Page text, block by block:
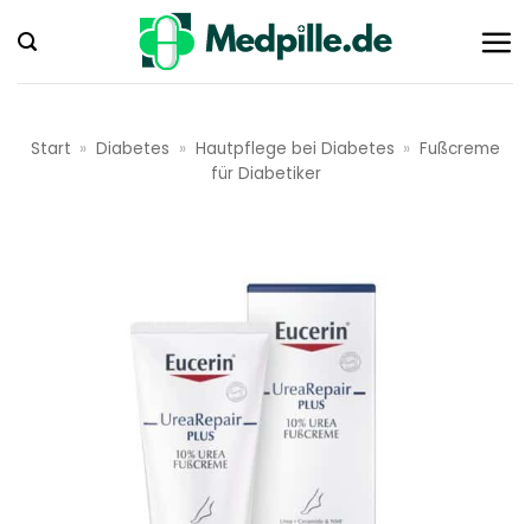
Inhalt
springen
Start » Diabetes » Hautpflege bei Diabetes » Fußcreme
für Diabetiker